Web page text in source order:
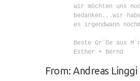
wir möchten uns
bedanken...wir
es irgendwann
Beste Gr¨ße aus
        Esther + Bernd
From: Andreas Linggi